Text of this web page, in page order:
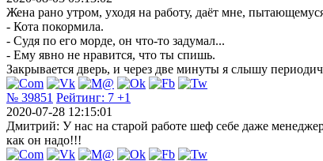
Жена рано утром, уходя на работу, даёт мне,
- Кота покормила.
- Судя по его морде, он что-то задумал...
- Ему явно не нравится, что ты спишь.
Закрывается дверь, и через две минуты я слышу
№ 39851 Рейтинг: 7 +1
2020-07-28 12:15:01
Дмитрий: У нас на старой работе шеф себе даже
как он надо!!!